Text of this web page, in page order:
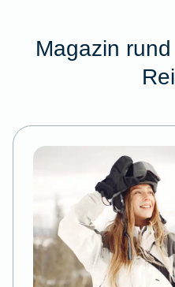
Magazin